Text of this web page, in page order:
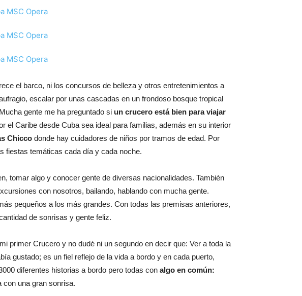
el barco, ni los concursos de belleza y otros entretenimientos a
escalar por unas cascadas en un frondoso bosque tropical
gente me ha preguntado si un crucero está bien para viajar
el Caribe desde Cuba sea ideal para familias, además en su interior
Chicco donde hay cuidadores de niños por tramos de edad. Por
fiestas temáticas cada día y cada noche.
tomar algo y conocer gente de diversas nacionalidades. También
con nosotros, bailando, hablando con mucha gente.
pequeños a los más grandes. Con todas las premisas anteriores,
de sonrisas y gente feliz.
primer Crucero y no dudé ni un segundo en decir que: Ver a toda la
gustado; es un fiel reflejo de la vida a bordo y en cada puerto,
diferentes historias a bordo pero todas con algo en común:
con una gran sonrisa.